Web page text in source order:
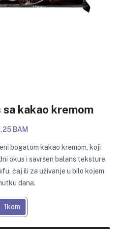
kakao kremom
BAM
bogatom kakao kremom, koji
okus i savršen balans teksture.
čaj ili za uživanje u bilo kojem
dana.
1kom